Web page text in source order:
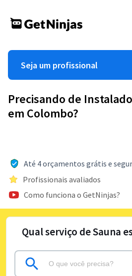
Seja um profissional
Precisando de
em Colombo?
Até 4 orçamentos grátis e
Profissionais avaliados
Como funciona o GetNinjas?
Qual serviço de Sauna